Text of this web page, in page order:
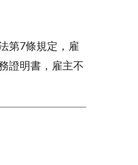
第7條規定，雇
證明書，雇主不